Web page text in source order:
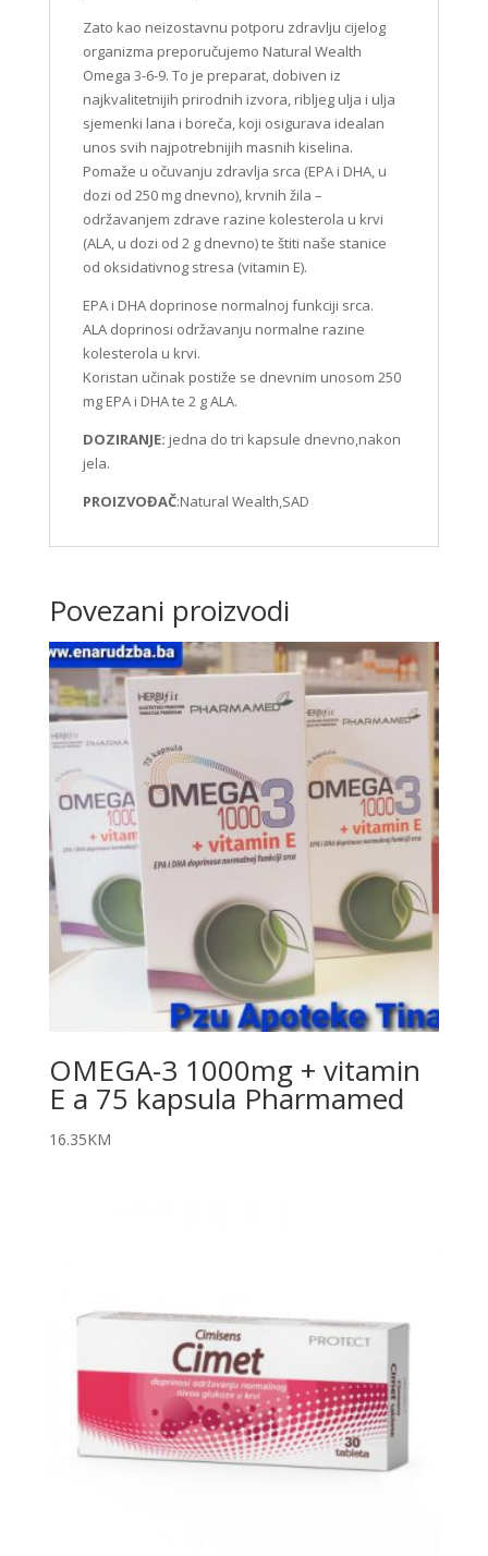
Zato kao neizostavnu potporu zdravlju cijelog
organizma preporučujemo Natural Wealth
Omega 3-6-9. To je preparat, dobiven iz
najkvalitetnijih prirodnih izvora, ribljeg ulja i ulja
sjemenki lana i boreča, koji osigurava idealan
unos svih najpotrebnijih masnih kiselina.
Pomaže u očuvanju zdravlja srca (EPA i DHA, u
dozi od 250 mg dnevno), krvnih žila –
održavanjem zdrave razine kolesterola u krvi
(ALA, u dozi od 2 g dnevno) te štiti naše stanice
od oksidativnog stresa (vitamin E).
EPA i DHA doprinose normalnoj funkciji srca.
ALA doprinosi održavanju normalne razine
kolesterola u krvi.
Koristan učinak postiže se dnevnim unosom 250
mg EPA i DHA te 2 g ALA.
DOZIRANJE: jedna do tri kapsule dnevno,nakon
jela.
PROIZVOĐAČ:Natural Wealth,SAD
Povezani proizvodi
OMEGA-3 1000mg + vitamin
E a 75 kapsula Pharmamed
16.35KM